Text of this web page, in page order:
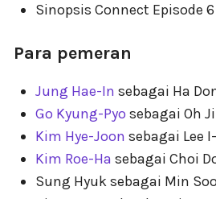
Sinopsis Connect Episode 6
Para pemeran
Jung Hae-In sebagai Ha
Go Kyung-Pyo sebagai Oh
Kim Hye-Joon sebagai Lee
Kim Roe-Ha sebagai Choi
Sung Hyuk sebagai Min